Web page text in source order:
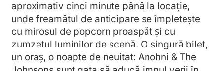
aproximativ cinci minute până la locație,
unde freamătul de anticipare se împletește
cu mirosul de popcorn proaspăt și cu
zumzetul luminilor de scenă. O singură bilet,
un oraș, o noapte de neuitat: Anohni & The